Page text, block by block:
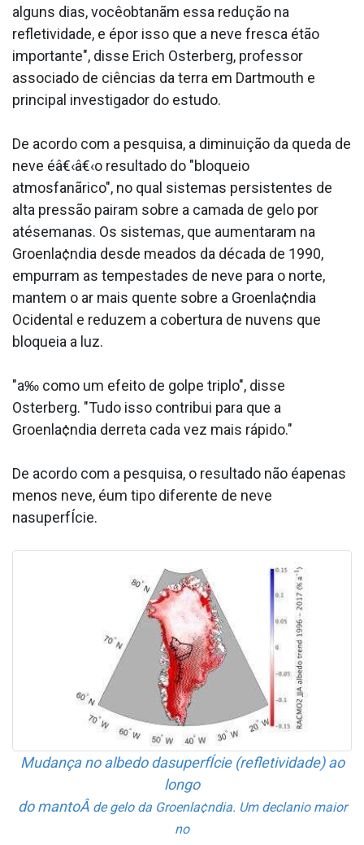
alguns dias, vocêobtanãm essa redução na
refletividade, e épor isso que a neve fresca étão
importante", disse Erich Osterberg, professor
associado de ciências da terra em Dartmouth e
principal investigador do estudo.
De acordo com a pesquisa, a diminuição da queda de
neve éâ€‹â€‹o resultado do "bloqueio
atmosfanãrico", no qual sistemas persistentes de
alta pressão pairam sobre a camada de gelo por
atésemanas. Os sistemas, que aumentaram na
Groenla¢ndia desde meados da década de 1990,
empurram as tempestades de neve para o norte,
mantem o ar mais quente sobre a Groenla¢ndia
Ocidental e reduzem a cobertura de nuvens que
bloqueia a luz.
"a‰ como um efeito de golpe triplo", disse
Osterberg. "Tudo isso contribui para que a
Groenla¢ndia derreta cada vez mais rápido."
De acordo com a pesquisa, o resultado não éapenas
menos neve, éum tipo diferente de neve
nasuperfÍcie.
Mudança no albedo dasuperfÍcie (refletividade) ao
longo
do mantoÂ de gelo da Groenla¢ndia. Um decla­nio maior
no